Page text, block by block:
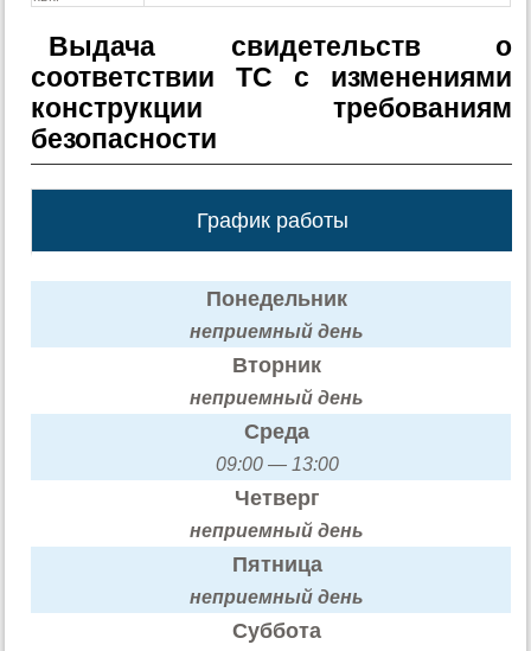
Выдача свидетельств о
соответствии ТС с изменениями
конструкции требованиям
безопасности
График работы
Понедельник
неприемный день
Вторник
неприемный день
Среда
09:00 — 13:00
Четверг
неприемный день
Пятница
неприемный день
Суббота